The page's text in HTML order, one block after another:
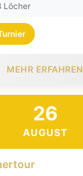
Löcher
MEHR ERFAHREN
26
AUGUST